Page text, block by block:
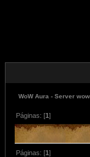
WoW Aura - Server
Páginas: [1]
Páginas: [1]